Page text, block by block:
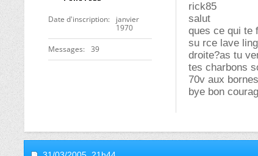
Date d'inscription
janvier
1970
Messages 39
rick85
salut
ques ce qui te
su rce lave
droite?as tu
tes charbons
70v aux
bye bon